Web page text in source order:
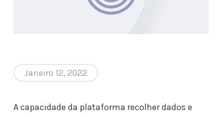
Janeiro 12, 2022
A capacidade da plataforma recolher dados e